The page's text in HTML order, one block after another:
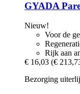
GYADA
Nieuw!
Voor de
Rijk aan
€ 16,03 (€
Bezorging